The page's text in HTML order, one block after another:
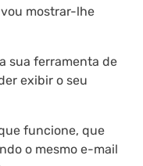
mostrar-lhe
sua ferramenta de
exibir o seu
funcione, que
o mesmo e-mail